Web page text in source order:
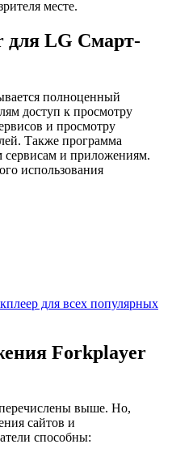
месте.
для LG Смарт-
полноценный
доступ к просмотру
и просмотру
Также программа
сервисам и приложениям.
использования
для всех популярных
Forkplayer
выше. Но,
сайтов и
способны: